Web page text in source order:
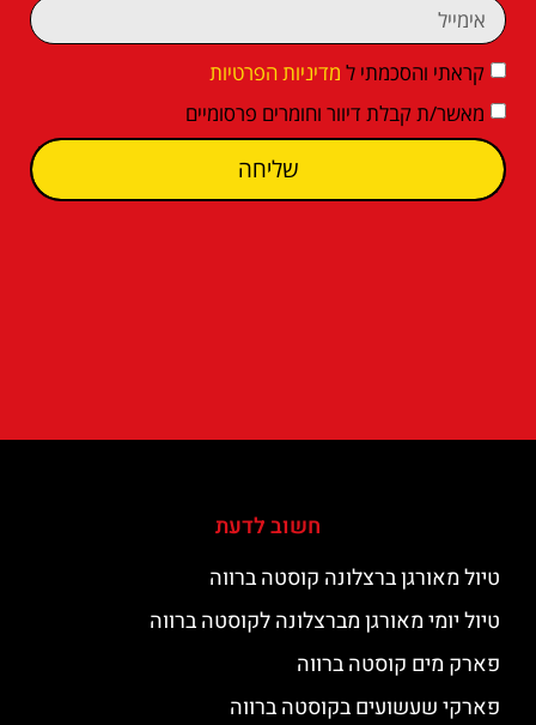
קראתי והסכמתי ל מדיניות הפרטיות
מאשר/ת קבלת דיוור וחומרים פרסומיים
שליחה
חשוב לדעת
טיול מאורגן ברצלונה קוסטה ברווה
טיול יומי מאורגן מברצלונה לקוסטה ברווה
פארק מים קוסטה ברווה
פארקי שעשועים בקוסטה ברווה